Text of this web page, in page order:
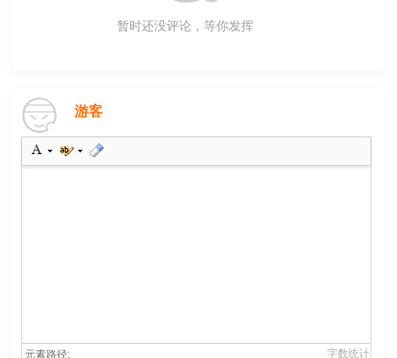
暂时还没评论，等你发挥
游客
元素路径: 字数统计